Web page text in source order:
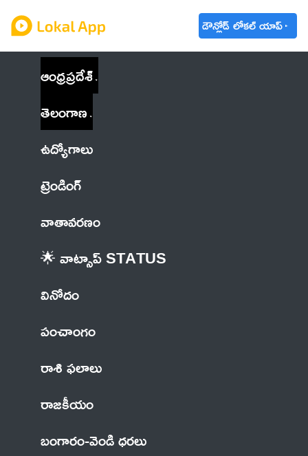
డౌన్లోడ్ లోకల్ యాప్
ఆంధ్రప్రదేశ్
తెలంగాణ
ఉద్యోగాలు
ట్రెండింగ్
వాతావరణం
🌟 వాట్సాప్ STATUS
వినోదం
పంచాంగం
రాశి ఫలాలు
రాజకీయం
బంగారం-వెండి ధరలు